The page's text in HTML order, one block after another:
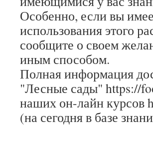
Особенно, если вы
использования этого
сообщите о своем
иным способом.
Полная информация
"Лесные сады" https://
наших он-лайн курсов
(на сегодня в базе